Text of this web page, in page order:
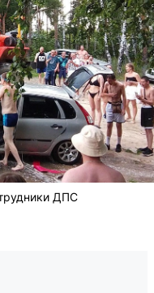
ДПС